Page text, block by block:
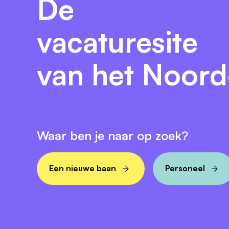
De
vacaturesite
van het
Waar ben je naar op zoek?
Een nieuwe baan Personeel